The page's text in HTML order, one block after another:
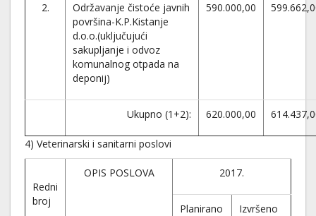
2.
Održavanje čistoće javnih
površina-K.P.Kistanje
d.o.o.(uključujući
sakupljanje i odvoz
komunalnog otpada na
deponij)
590.000,00
Ukupno (1+2): 620.000,00
4) Veterinarski i sanitarni poslovi
Redni
broj
OPIS POSLOVA 2017.
Planirano Izvršeno